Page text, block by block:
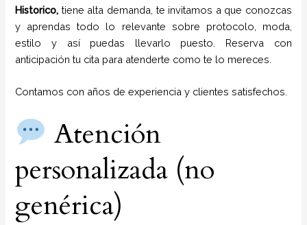
Historico, tiene alta demanda, te invitamos a que conozcas
y aprendas todo lo relevante sobre protocolo, moda,
estilo y así puedas llevarlo puesto. Reserva con
anticipación tu cita para atenderte como te lo mereces.
Contamos con años de experiencia y clientes satisfechos.
Atención
personalizada (no
genérica)